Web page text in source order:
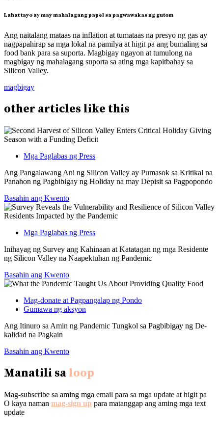
Lahat tayo ay may mahalagang papel sa pagwawakas ng gutom
Ang naitalang mataas na inflation at tumataas na presyo ng gas ay
nagpapahirap sa mga lokal na pamilya at higit pa ang bumaling sa
food bank para sa suporta. Magbigay ngayon at tumulong na
magbigay ng mahalagang suporta sa ating mga kapitbahay sa
Silicon Valley.
magbigay
other articles like this
Mga Paglabas ng Press
Ang Pangalawang Ani ng Silicon Valley ay Pumasok sa Kritikal na
Panahon ng Pagbibigay ng Holiday na may Depisit sa Pagpopondo
Basahin ang Kwento
Mga Paglabas ng Press
Inihayag ng Survey ang Kahinaan at Katatagan ng mga Residente
ng Silicon Valley na Naapektuhan ng Pandemic
Basahin ang Kwento
Mag-donate at Pagpangalap ng Pondo
Gumawa ng aksyon
Ang Itinuro sa Amin ng Pandemic Tungkol sa Pagbibigay ng De-
kalidad na Pagkain
Basahin ang Kwento
Manatili sa loop
Mag-subscribe sa aming mga email para sa mga update at higit pa
O kaya naman mag-sign up para matanggap ang aming mga text
update